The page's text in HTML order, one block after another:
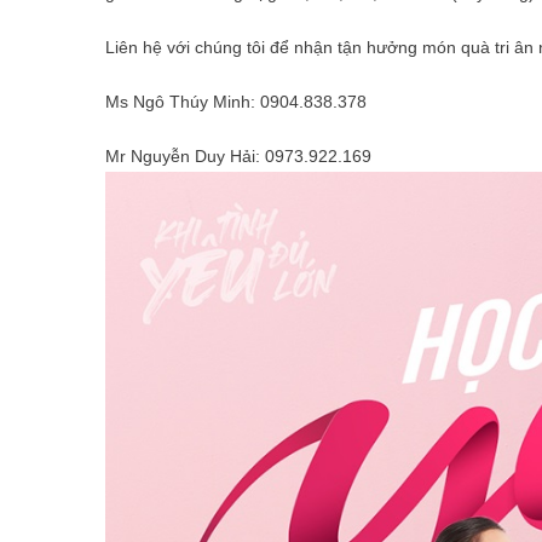
Liên hệ với chúng tôi để nhận tận hưởng món quà tri ân
Ms Ngô Thúy Minh: 0904.838.378
Mr Nguyễn Duy Hải: 0973.922.169